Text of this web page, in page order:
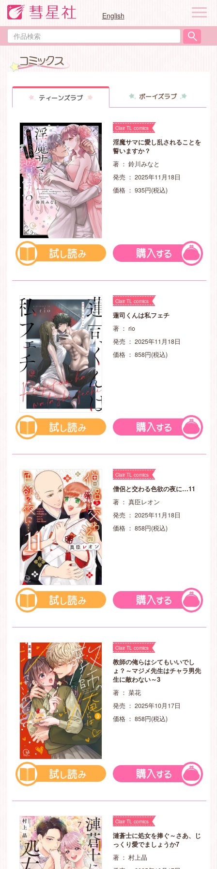
English
作
品
ナ
ゲ
ー
ティーンズラブ ボーイズラブ
Clair TL comics
淫魔サマに愛し乱されることを
誓いますか？
著 ： 鈴川みなと
発売 ： 2025年11月18日
価格 ： 935円(税込)
Clair TL comics
蓮司くんは私フェチ
著 ： rio
発売 ： 2025年11月18日
価格 ： 858円(税込)
Clair TL comics
僧侶と交わる色欲の夜に…11
著 ： 真臣レオン
発売 ： 2025年11月18日
価格 ： 858円(税込)
Clair TL comics
教師の俺らはシてもいいでし
ょ？～マジメ先生はチャラ男先
生に敵わない～3
著 ： 菜花
発売 ： 2025年10月17日
価格 ： 858円(税込)
Clair TL comics
漣蒼士に処女を捧ぐ～さあ、じ
っくり愛でましょうか7
著 ： 村上晶